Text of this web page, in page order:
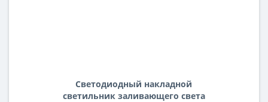
Светодиодный накладной
светильник заливающего света